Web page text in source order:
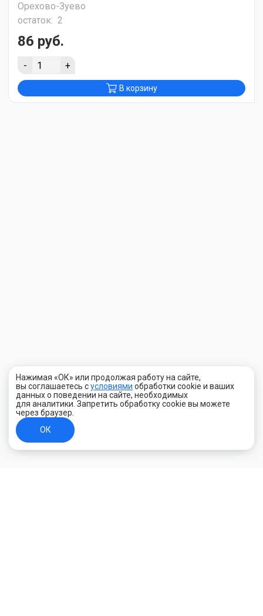
Орехово-Зуево
остаток: 2
86 руб.
- +
В корзину
Нажимая «ОК» или продолжая работу на сайте,
вы соглашаетесь сусловиями обработки cookie и ваших
данных о поведении на сайте, необходимых
для аналитики. Запретить обработку cookie вы можете
через браузер.
ОК